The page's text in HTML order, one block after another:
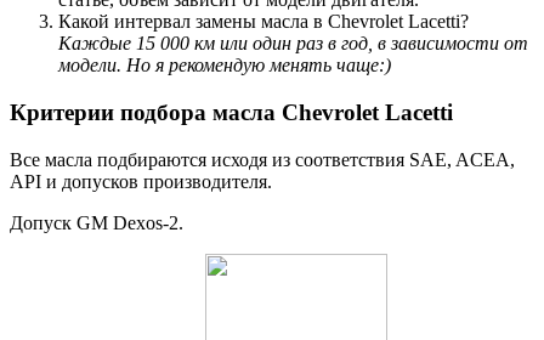
Какой интервал замены масла в Chevrolet Lacetti?
Каждые 15 000 км или один раз в год, в зависимости от
модели. Но я рекомендую менять чаще:)
Критерии подбора масла Chevrolet Lacetti
Все масла подбираются исходя из соответствия SAE, ACEA,
API и допусков производителя.
Допуск GM Dexos-2.